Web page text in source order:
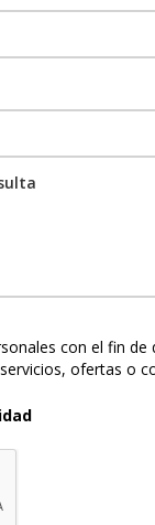
con el fin de
ofertas o